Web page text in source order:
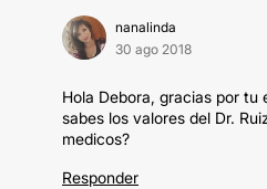
nanalinda
30 ago 2018
Hola Debora, gracias por tu
sabes los valores del Dr.
medicos?
Responder